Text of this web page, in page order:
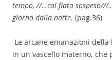
tempo, //…col fiato sospeso///
giorno dalla notte. (pag.36)
Le arcane emanazioni
in un vascello materno, che